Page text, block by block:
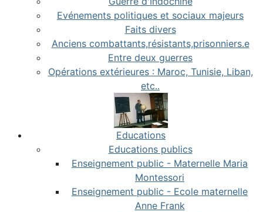
Evénements politiques et sociaux majeurs
Faits divers
Anciens combattants,résistants,prisonniers.e
Entre deux guerres
Opérations extérieures : Maroc, Tunisie, Liban,
etc..
Educations
Educations publics
Enseignement public - Maternelle Maria
Montessori
Enseignement public - Ecole maternelle
Anne Frank